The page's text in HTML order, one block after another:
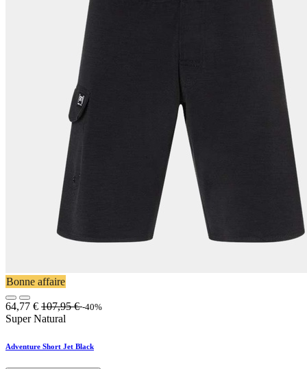
Bonne affaire
64,77 € 107,95€ -40%
Super Natural
Adventure Short Jet Black